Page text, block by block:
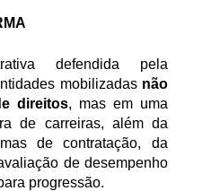
defendida pela
mobilizadas não
direitos, mas em uma
de carreiras, além da
de contratação, da
de desempenho
progressão.